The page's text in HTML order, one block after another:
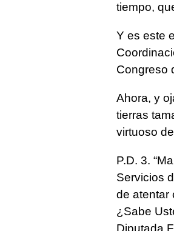
tiempo,
Y es este
Congreso
Ahora, y
tierras
virtuoso
P.D. 3.
Servicios
de atentar
¿Sabe